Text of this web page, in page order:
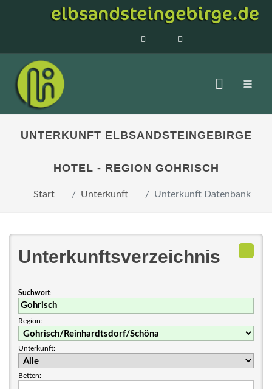
0160 99873408
UNTERKUNFT ELBSANDSTEINGEBIRGE
HOTEL - REGION GOHRISCH
Start Unterkunft Unterkunft Datenbank
Unterkunftsverzeichnis
Suchwort:
Region:
Unterkunft:
Betten: